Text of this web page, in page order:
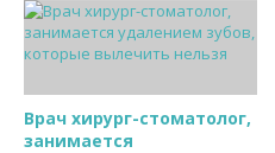
Врач хирург-стоматолог,
занимается